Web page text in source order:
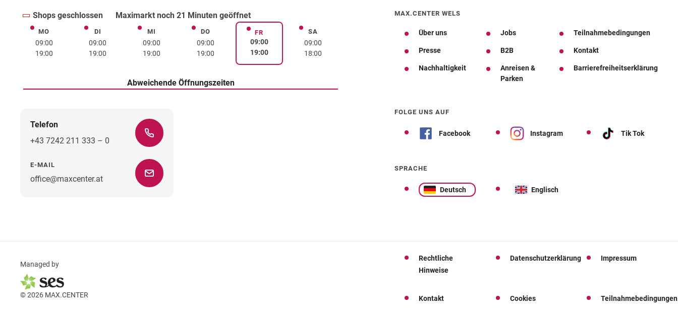
Shops geschlossen Maximarkt noch 21 Minuten geöffnet
MOMontag
09:00
19:00
DIDienstag
09:00
19:00
MIMittwoch
09:00
19:00
DODonnerstag
09:00
19:00
FRFreitag
09:00
19:00
SASamstag
09:00
18:00
Abweichende Öffnungszeiten
Telefon
+43 7242 211 333 – 0
E-MAIL
office@maxcenter.at
MAX.CENTER WELS
Über uns Jobs Teilnahmebedingungen
Presse B2B Kontakt
Nachhaltigkeit
Anreisen &
Parken
Barrierefreiheitserklärung
FOLGE UNS AUF
Facebook Instagram Tik Tok
SPRACHE
Deutsch Englisch
Managed by
© 2026 MAX.CENTER
Rechtliche
Hinweise
Datenschutzerklärung Impressum
Kontakt Cookies Teilnahmebedingungen